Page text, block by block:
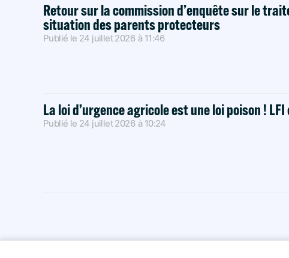
Retour sur la commission d’enquête sur le
situation des parents protecteurs
Publié le 24 juillet 2026 à 11:46
La loi d’urgence agricole est une loi poison !
Publié le 24 juillet 2026 à 10:24